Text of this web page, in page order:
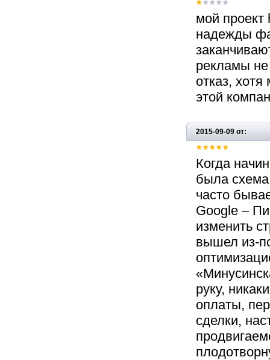
мой проект
надежды
рекламы не
отказ,
этой
2015-09-09 от:
Когда
была схема
часто
Google –
изменить
вышел из-
руку,
оплаты,
сделки,